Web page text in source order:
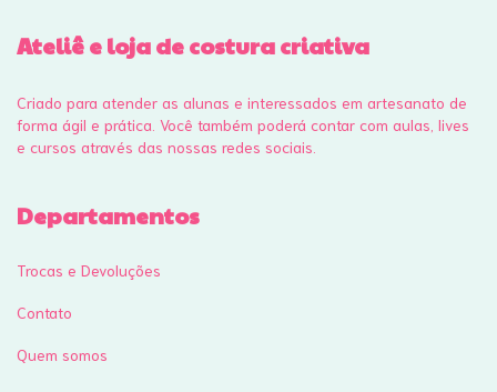
Ateliê e loja de costura criativa
Criado para atender as alunas e interessados em artesanato de
forma ágil e prática. Você também poderá contar com aulas, lives
e cursos através das nossas redes sociais.
Departamentos
Trocas e Devoluções
Contato
Quem somos